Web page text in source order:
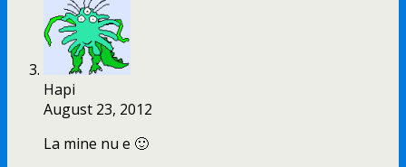
Hapi
August 23, 2012
La mine nu e 🙂